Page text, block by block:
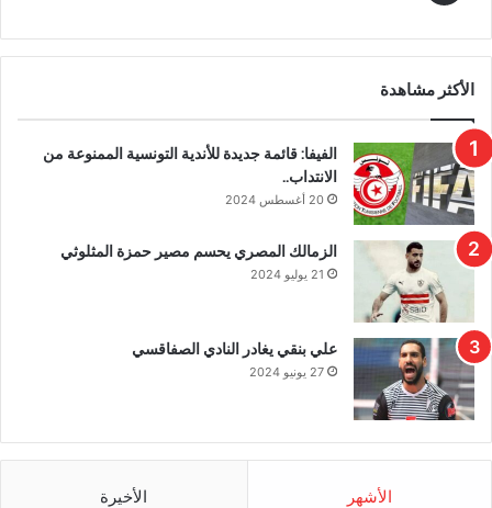
الأكثر مشاهدة
الفيفا: قائمة جديدة للأندية التونسية الممنوعة من
الانتداب..
20 أغسطس 2024
الزمالك المصري يحسم مصير حمزة المثلوثي
21 يوليو 2024
علي بنقي يغادر النادي الصفاقسي
27 يونيو 2024
الأشهر الأخيرة